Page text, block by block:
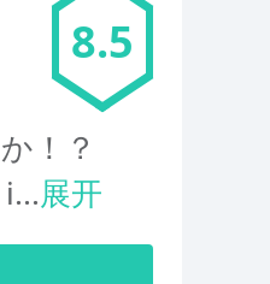
8.5
！？
展开